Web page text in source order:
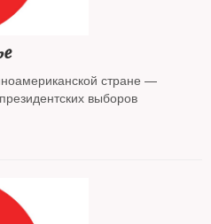
стране —
выборов